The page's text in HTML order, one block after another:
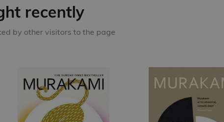
recently
by other visitors to the page